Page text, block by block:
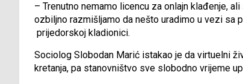
– Trenutno nemamo licencu za onlajn klađenje,
ozbiljno razmišljamo da nešto uradimo u vezi sa
prijedorskoj kladionici.
Sociolog Slobodan Marić istakao je da virtuelni
kretanja, pa stanovništvo sve slobodno vrijeme